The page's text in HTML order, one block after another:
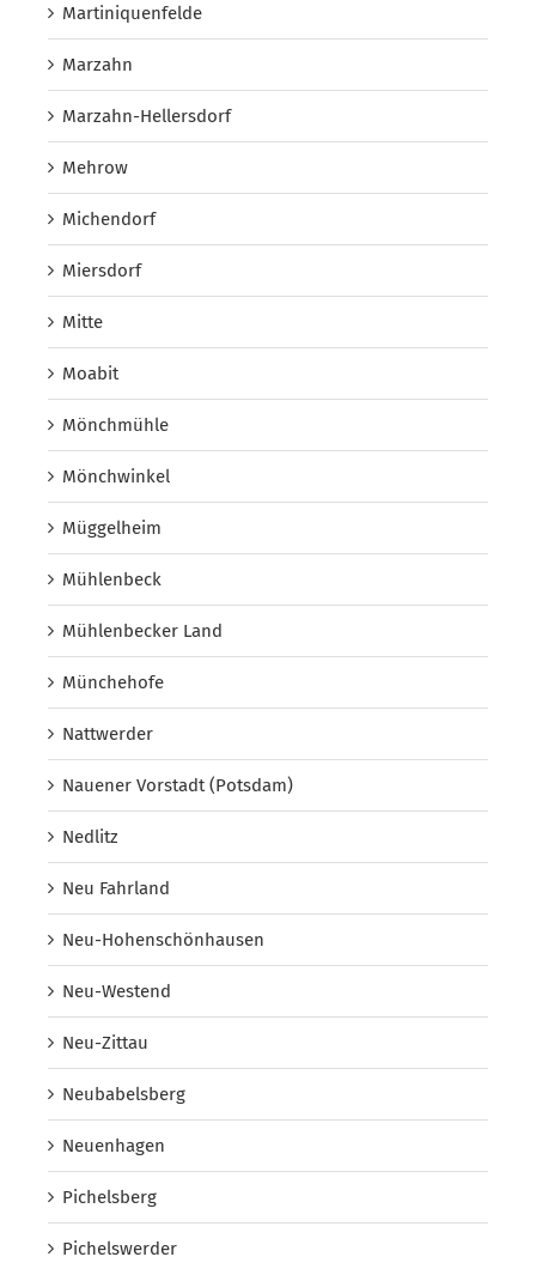
Martiniquenfelde
Marzahn
Marzahn-Hellersdorf
Mehrow
Michendorf
Miersdorf
Mitte
Moabit
Mönchmühle
Mönchwinkel
Müggelheim
Mühlenbeck
Mühlenbecker Land
Münchehofe
Nattwerder
Nauener Vorstadt (Potsdam)
Nedlitz
Neu Fahrland
Neu-Hohenschönhausen
Neu-Westend
Neu-Zittau
Neubabelsberg
Neuenhagen
Pichelsberg
Pichelswerder